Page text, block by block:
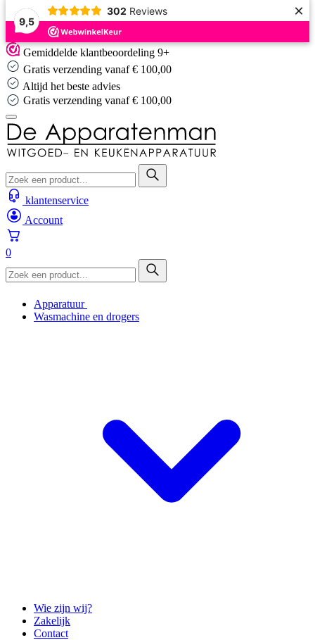
9,5
302 Reviews ×
Skip
to
content
Gemiddelde klantbeoordeling 9+
Gratis verzending vanaf € 100,00
Altijd het beste advies
Gratis verzending vanaf € 100,00
klantenservice
Account
0
Apparatuur
Wasmachine en drogers
Wie zijn wij?
Zakelijk
Contact